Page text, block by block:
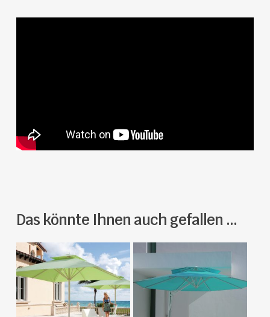
Das könnte Ihnen auch gefallen …